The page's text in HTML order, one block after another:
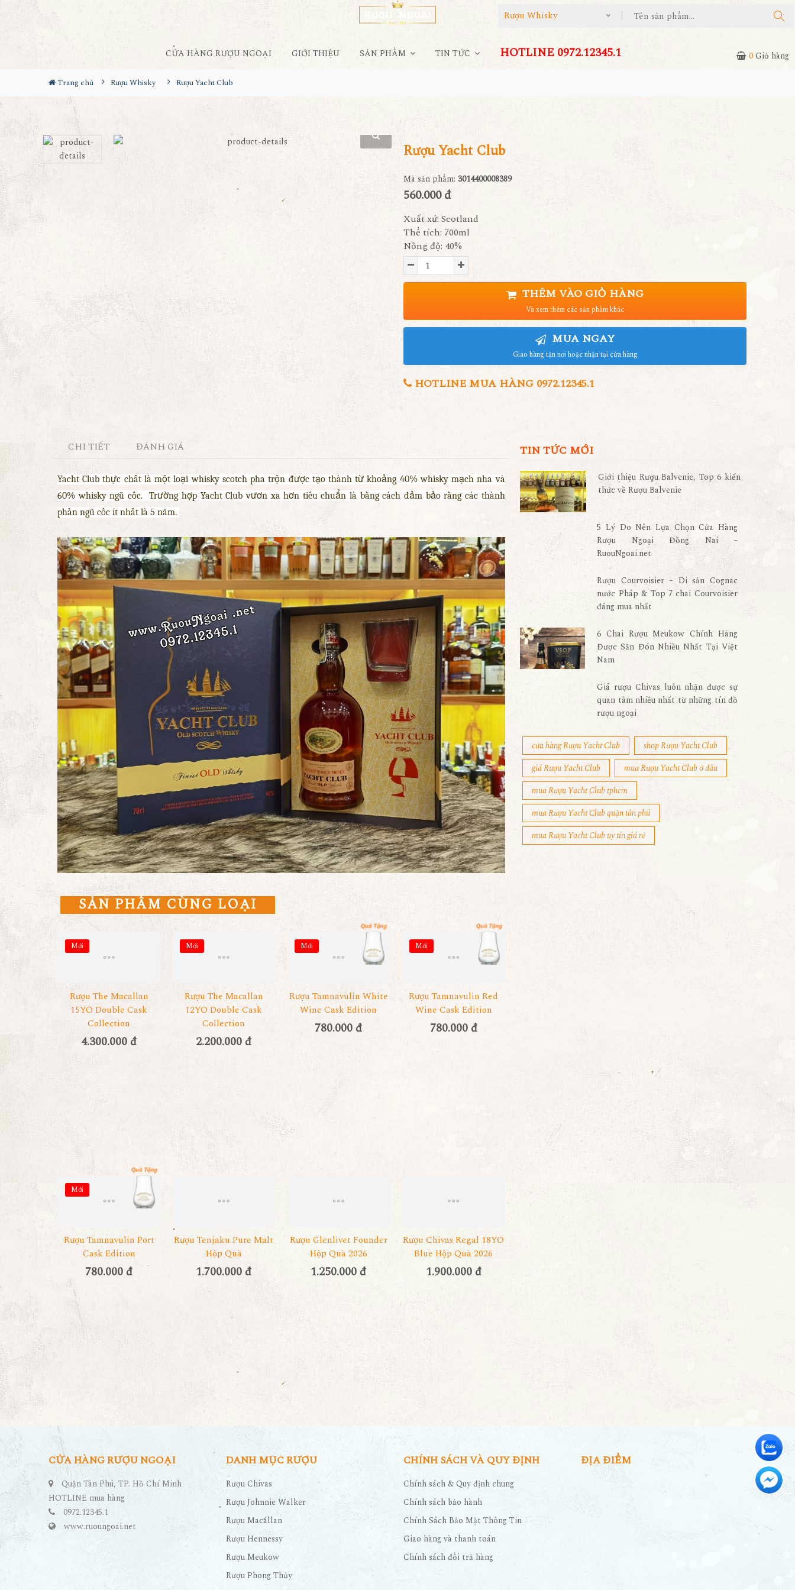
Rượu Whisky
CỬA HÀNG RƯỢU NGOẠI GIỚI THIỆU SẢN PHẨM TIN TỨC HOTLINE 0972.12345.1 0Giỏ hàng
Trang chủ Rượu Whisky Rượu Yacht Club
Rượu Yacht Club
Mã sản phẩm: 3014400008389
560.000 đ
Xuất xứ: Scotland
Thể tích: 700ml
Nồng độ: 40%
THÊM VÀO GIỎ HÀNG
Và xem thêm các sản phẩm khác
MUA NGAY
Giao hàng tận nơi hoặc nhận tại cửa hàng
HOTLINE MUA HÀNG 0972.12345.1
CHI TIẾT ĐÁNH GIÁ
Yacht Club thực chất là một loại whisky scotch pha trộn được tạo thành từ khoảng 40% whisky mạch nha và
60% whisky ngũ cốc.
Trường hợp Yacht Club vươn xa hơn tiêu chuẩn là bằng cách đảm bảo rằng các thành
phần ngũ cốc ít nhất là 5 năm.
SẢN PHẨM CÙNG LOẠI
Mới
Rượu The Macallan
15YO Double Cask
Collection
4.300.000 đ
Mới
Rượu The Macallan
12YO Double Cask
Collection
2.200.000 đ
Mới
Rượu Tamnavulin White
Wine Cask Edition
780.000 đ
Mới
Rượu Tamnavulin Red
Wine Cask Edition
780.000 đ
Mới
Rượu Tamnavulin Port
Cask Edition
780.000 đ
Rượu Tenjaku Pure Malt
Hộp Quà
1.700.000 đ
Rượu Glenlivet Founder
Hộp Quà 2026
1.250.000 đ
Rượu Chivas Regal 18YO
Blue Hộp Quà 2026
1.900.000 đ
TIN TỨC MỚI
Giới thiệu Rượu Balvenie, Top 6 kiến
thức về Rượu Balvenie
5 Lý Do Nên Lựa Chọn Cửa Hàng
Rượu Ngoại Đồng Nai –
RuouNgoai.net
Rượu Courvoisier – Di sản Cognac
nước Pháp & Top 7 chai Courvoisier
đáng mua nhất
6 Chai Rượu Meukow Chính Hãng
Được Săn Đón Nhiều Nhất Tại Việt
Nam
Giá rượu Chivas luôn nhận được sự
quan tâm nhiều nhất từ những tín đồ
rượu ngoại
cửa hàng Rượu Yacht Club
shop Rượu Yacht Club
giá Rượu Yacht Club
mua Rượu Yacht Club ở đâu
mua Rượu Yacht Club tphcm
mua Rượu Yacht Club quận tân phú
mua Rượu Yacht Club uy tín giá rẻ
CỬA HÀNG RƯỢU NGOẠI
Quận Tân Phú, TP. Hồ Chí Minh
HOTLINE mua hàng
0972.12345.1
www.ruoungoai.net
DANH MỤC RƯỢU
Rượu Chivas
Rượu Johnnie Walker
Rượu Macallan
Rượu Hennessy
Rượu Meukow
Rượu Phong Thủy
CHÍNH SÁCH VÀ QUY ĐỊNH
Chính sách & Quy định chung
Chính sách bảo hành
Chính Sách Bảo Mật Thông Tin
Giao hàng và thanh toán
Chính sách đổi trả hàng
ĐỊA ĐIỂM